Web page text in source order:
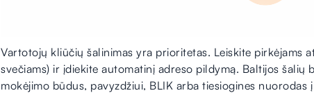
Vartotojų kliūčių šalinimas yra prioritetas. Leiskite pirkėjams
svečiams) ir įdiekite automatinį adreso pildymą. Baltijos šalių
mokėjimo būdus, pavyzdžiui, BLIK arba tiesiogines